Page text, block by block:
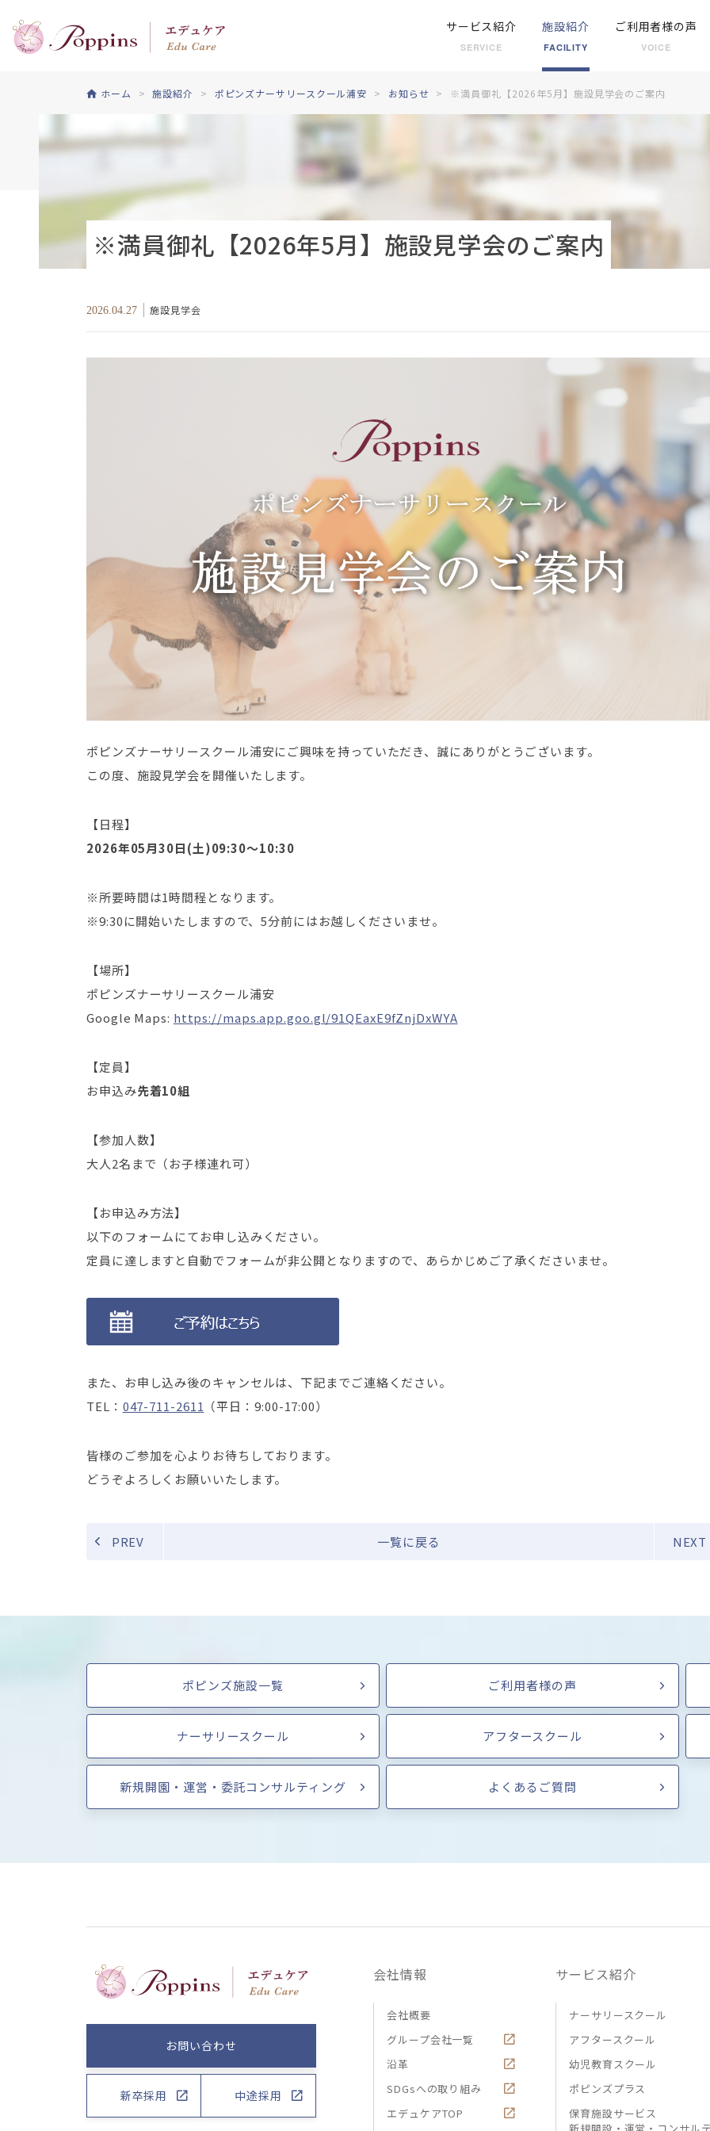
サービス紹介
SERVICE
施設紹介
FACILITY
ご利用者様の声
VOICE
ホーム 施設紹介 ポピンズナーサリースクール浦安 お知らせ ※満員御礼【2026年5月】施設見学会のご案内
※満員御礼【2026年5月】施設見学会のご案内
2026.04.27 施設見学会
ポピンズナーサリースクール浦安にご興味を持っていただき、誠にありがとうございます。
この度、施設見学会を開催いたします。
【日程】
2026年05月30日(土)09:30～10:30
※所要時間は1時間程となります。
※9:30に開始いたしますので、5分前にはお越しくださいませ。
【場所】
ポピンズナーサリースクール浦安
Google Maps: https://maps.app.goo.gl/91QEaxE9fZnjDxWYA
【定員】
お申込み先着10組
【参加人数】
大人2名まで（お子様連れ可）
【お申込み方法】
以下のフォームにてお申し込みください。
定員に達しますと自動でフォームが非公開となりますので、あらかじめご了承くださいませ。
また、お申し込み後のキャンセルは、下記までご連絡ください。
TEL： 047-711-2611 （平日：9:00-17:00）
皆様のご参加を心よりお待ちしております。
どうぞよろしくお願いいたします。
PREV 一覧に戻る NEXT
ポピンズ施設一覧 ご利用者様の声
ナーサリースクール アフタースクール
新規開園・運営・委託コンサルティング よくあるご質問
お問い合わせ
新卒採用 中途採用
会社情報
会社概要
グループ会社一覧
沿革
SDGsへの取り組み
エデュケアTOP
サービス紹介
ナーサリースクール
アフタースクール
幼児教育スクール
ポピンズプラス
保育施設サービス